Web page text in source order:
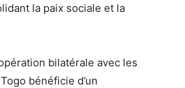
la paix sociale et la
bilatérale avec les
bénéficie d’un